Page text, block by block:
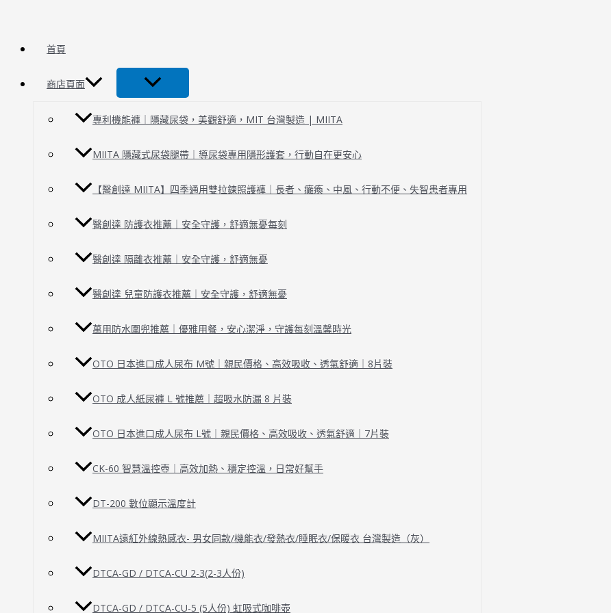
首頁
商店頁面
專利機能褲｜隱藏尿袋，美觀舒適，MIT 台灣製造 | MIITA
MIITA 隱藏式尿袋腿帶｜導尿袋專用隱形護套，行動自在更安心
【醫創達 MIITA】四季通用雙拉鍊照護褲｜長者、癱瘓、中風、行動不便、失智患者專用
醫創達 防護衣推薦｜安全守護，舒適無憂每刻
醫創達 隔離衣推薦｜安全守護，舒適無憂
醫創達 兒童防護衣推薦｜安全守護，舒適無憂
萬用防水圍兜推薦｜優雅用餐，安心潔淨，守護每刻溫馨時光
OTO 日本進口成人尿布 M號｜親民價格、高效吸收、透氣舒適｜8片裝
OTO 成人紙尿褲 L 號推薦｜超吸水防漏 8 片裝
OTO 日本進口成人尿布 L號｜親民價格、高效吸收、透氣舒適｜7片裝
CK-60 智慧溫控壺｜高效加熱、穩定控溫，日常好幫手
DT-200 數位顯示溫度計
MIITA遠紅外線熱感衣- 男女同款/機能衣/發熱衣/睡眠衣/保暖衣 台灣製造（灰）
DTCA-GD / DTCA-CU 2-3(2-3人份)
DTCA-GD / DTCA-CU-5 (5人份) 虹吸式咖啡壺